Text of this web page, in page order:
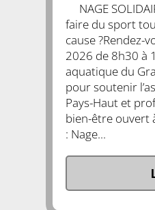
NAGE
faire du sport
cause ?Rendez-
2026 de 8h30 à
aquatique du
pour soutenir
Pays-Haut et
bien-être ouvert
: Nage...